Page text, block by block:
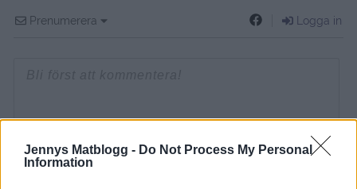
Jennys Matblogg - Do Not Process My Personal
Information
Prenumerera Logga in
{} [+]